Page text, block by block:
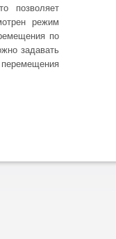
позволяет
режим
по
задавать